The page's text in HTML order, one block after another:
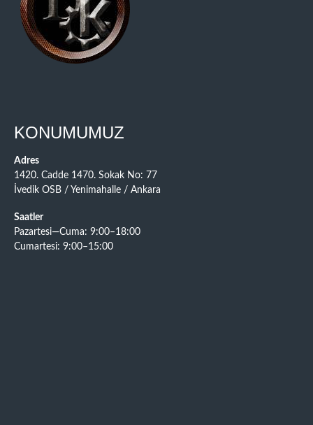
KONUMUMUZ
Adres
1420. Cadde 1470. Sokak No: 77
İvedik OSB / Yenimahalle / Ankara
Saatler
Pazartesi—Cuma: 9:00–18:00
Cumartesi: 9:00–15:00